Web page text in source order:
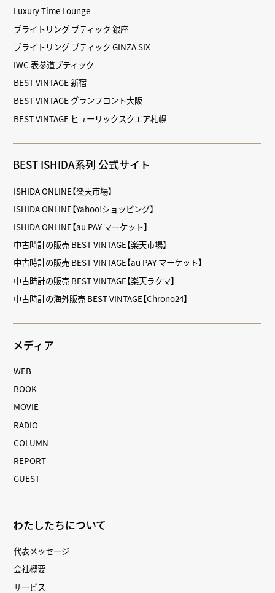
Luxury Time Lounge
ブライトリング ブティック 銀座
ブライトリング ブティック GINZA SIX
IWC 表参道ブティック
BEST VINTAGE 新宿
BEST VINTAGE グランフロント大阪
BEST VINTAGE ヒューリックスクエア札幌
BEST ISHIDA系列 公式サイト
ISHIDA ONLINE【楽天市場】
ISHIDA ONLINE【Yahoo!ショッピング】
ISHIDA ONLINE【au PAY マーケット】
中古時計の販売 BEST VINTAGE【楽天市場】
中古時計の販売 BEST VINTAGE【au PAY マーケット】
中古時計の販売 BEST VINTAGE【楽天ラクマ】
中古時計の海外販売 BEST VINTAGE【Chrono24】
メディア
WEB
BOOK
MOVIE
RADIO
COLUMN
REPORT
GUEST
わたしたちについて
代表メッセージ
会社概要
サービス